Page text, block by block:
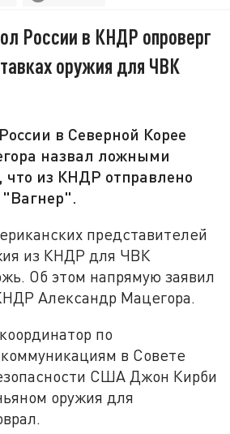
России в КНДР опроверг
оружия для ЧВК
в Северной Корее
назвал ложными
из КНДР отправлено
представителей
из КНДР для ЧВК
Об этом напрямую заявил
Александр Мацегора.
по
в Совете
США Джон Кирби
оружия для